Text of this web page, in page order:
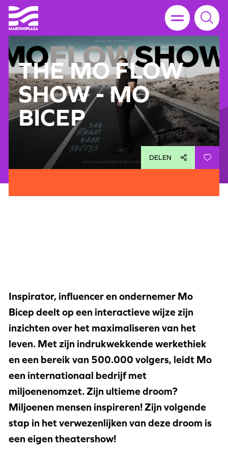
THE MO FLOW
SHOW - MO
BICEP
DELEN
Inspirator, influencer en ondernemer Mo
Bicep deelt op een interactieve wijze zijn
inzichten over het maximaliseren van het
leven. Met zijn indrukwekkende werkethiek
en een bereik van 500.000 volgers, leidt Mo
een internationaal bedrijf met
miljoenenomzet. Zijn ultieme droom?
Miljoenen mensen inspireren! Zijn volgende
stap in het verwezenlijken van deze droom is
een eigen theatershow!